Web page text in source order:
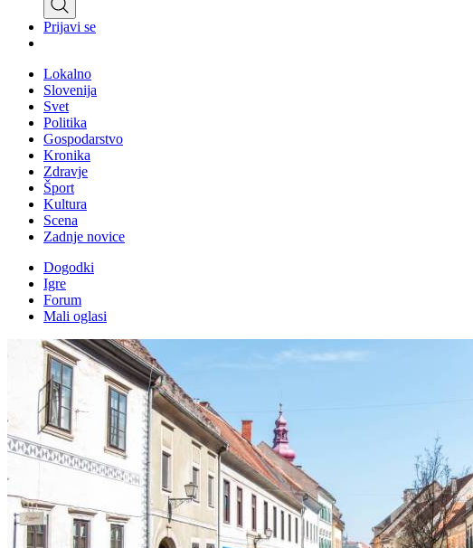
Prijavi se
Lokalno
Slovenija
Svet
Politika
Gospodarstvo
Kronika
Zdravje
Šport
Kultura
Scena
Zadnje novice
Dogodki
Igre
Forum
Mali oglasi